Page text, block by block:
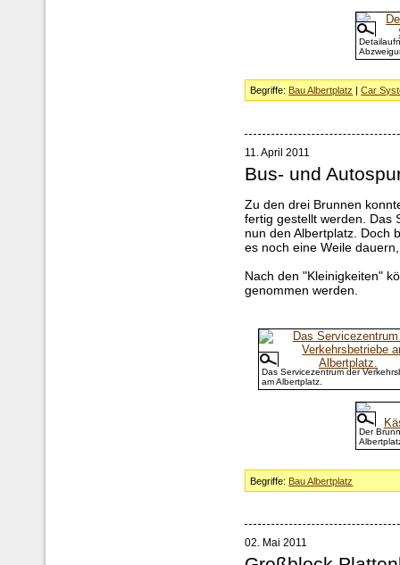
Begriffe: Bau Albertplatz |Car
11. April 2011
Bus- und
Zu den drei Brunnen
fertig gestellt werden. Das
nun den Albertplatz. Doch
es noch eine Weile
Nach den "Kleinigkeiten"
genommen werden.
Das Servicezentrum der
am Albertplatz.
Der
Begriffe: Bau Albertplatz
02. Mai 2011